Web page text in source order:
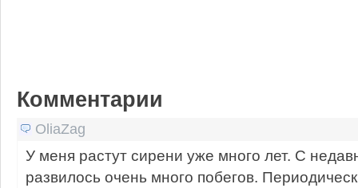
Комментарии
OliaZag
У меня растут сирени уже много лет. С
развилось очень много побегов.